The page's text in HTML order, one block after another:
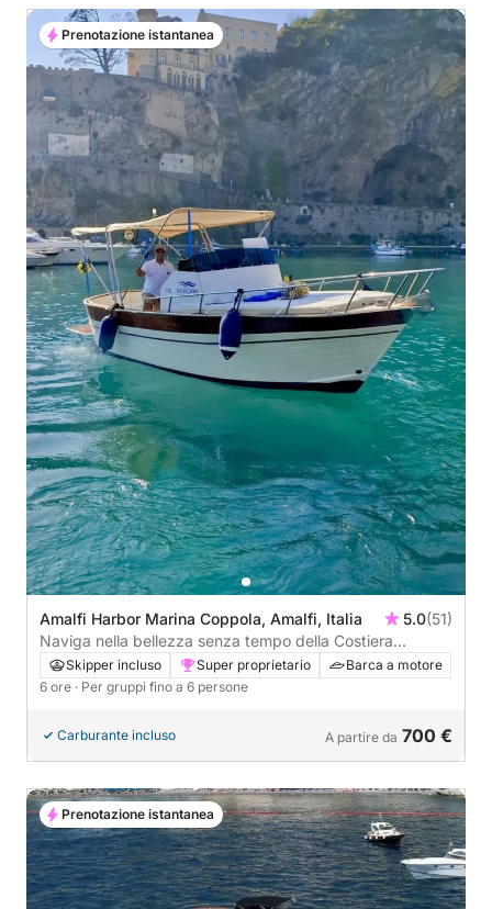
Amalfi Harbor Marina Coppola, Amalfi, Italia 5.0(51)
Naviga nella bellezza senza tempo della Costiera
Amalfitana
Skipper incluso Super proprietario
Barca a motore
6 ore · Per gruppi fino a 6 persone
Carburante incluso A partire da 700 €
Prenotazione istantanea
Prenotazione istantanea